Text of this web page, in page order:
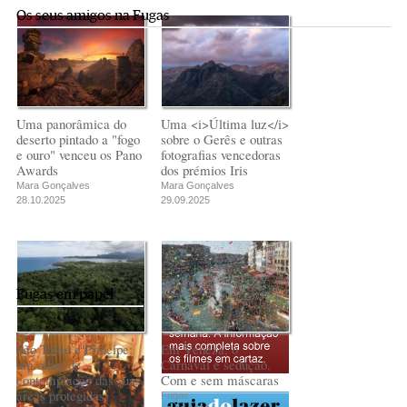
Uma panorâmica do
deserto pintado a "fogo
e ouro" venceu os Pano
Awards
Mara Gonçalves
28.10.2025
Uma <i>Última luz</i>
sobre o Gerês e outras
fotografias vencedoras
dos prémios Iris
Mara Gonçalves
29.09.2025
São Tomé e Príncipe:
um olhar de
contemplação das suas
áreas protegidas
Em Veneza, o
Carnaval é sedução.
Com e sem máscaras
Fugas
Pereira
Misterioso beijo
comunismo-
capitalismo
Rui Barbosa Batista
Misterioso beijo
comunismo-
capitalismo
Rui Barbosa Batista
Transnístria
Rui Barbosa Batista
Os seus amigos na Fugas
Fugas em papel